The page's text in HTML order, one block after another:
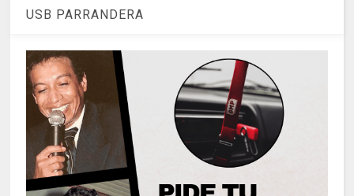
USB PARRANDERA